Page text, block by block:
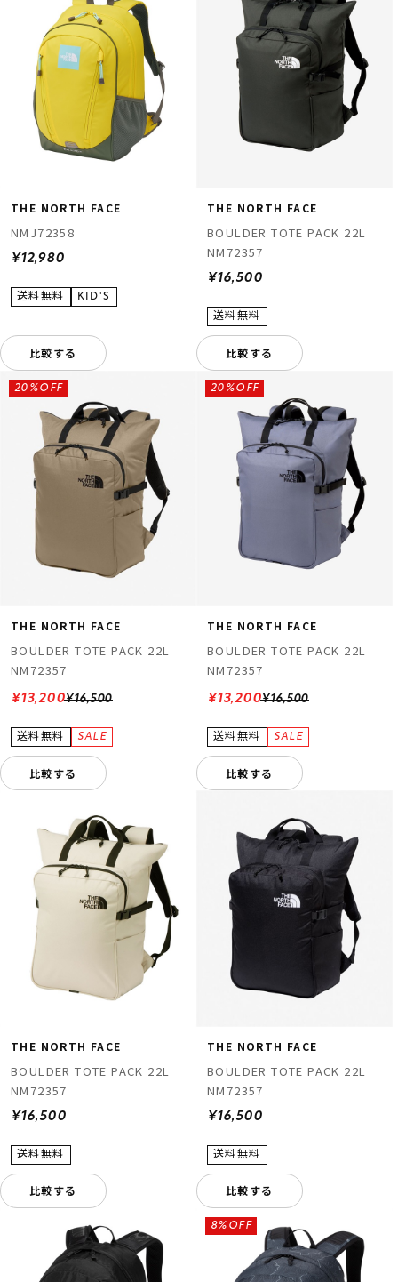
THE NORTH FACE
NMJ72358
¥12,980
比較する
THE NORTH FACE
BOULDER TOTE PACK 22L
NM72357
¥16,500
比較する
THE NORTH FACE
BOULDER TOTE PACK 22L
NM72357
¥16,500
20%OFF
¥13,200
比較する
THE NORTH FACE
BOULDER TOTE PACK 22L
NM72357
¥16,500
20%OFF
¥13,200
比較する
THE NORTH FACE
BOULDER TOTE PACK 22L
NM72357
¥16,500
比較する
THE NORTH FACE
BOULDER TOTE PACK 22L
NM72357
¥16,500
比較する
8%OFF